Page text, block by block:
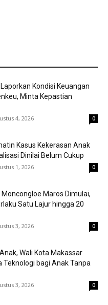
Kondisi Keuangan
Minta Kepastian
4, 2026 0
Kasus Kekerasan Anak
Dinilai Belum Cukup
1, 2026 0
Maros Dimulai,
Satu Lajur hingga 20
3, 2026 0
Wali Kota Makassar
Teknologi bagi Anak Tanpa
3, 2026 0